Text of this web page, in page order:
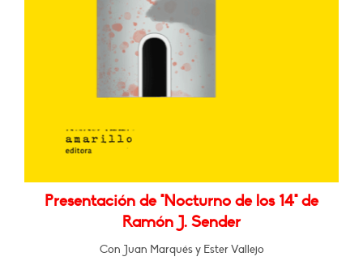
Presentación de "Nocturno de los 14" de
Ramón J. Sender
Con Juan Marqués y Ester Vallejo